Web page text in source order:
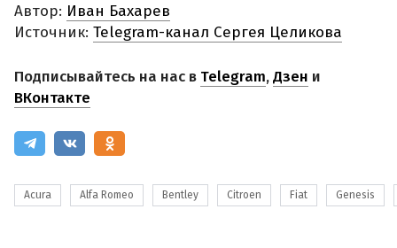
Автор: Иван Бахарев
Источник: Telegram-канал Сергея Целикова
Подписывайтесь на нас в Telegram,Дзен и
ВКонтакте
Acura Alfa Romeo Bentley Citroen Fiat Genesis